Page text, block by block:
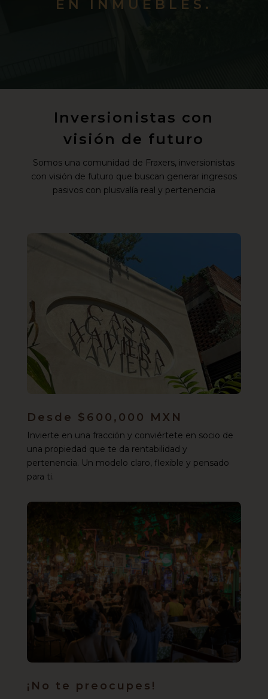
EN INMUEBLES.
Inversionistas con
visión de futuro
Somos una comunidad de Fraxers, inversionistas
con visión de futuro que buscan generar ingresos
pasivos con plusvalía real y pertenencia
Desde $600,000 MXN
Invierte en una fracción y conviértete en socio de
una propiedad que te da rentabilidad y
pertenencia. Un modelo claro, flexible y pensado
para ti.
¡No te preocupes!